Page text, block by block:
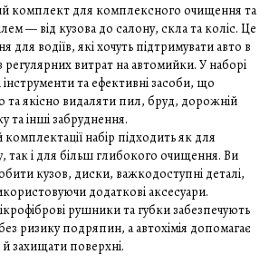
комплект для комплексного очищення та
— від кузова до салону, скла та коліс. Це
для водіїв, які хочуть підтримувати авто в
регулярних витрат на автомийки. У наборі
інструменти та ефективні засоби, що
якісно видаляти пил, бруд, дорожній
та інші забруднення.
набір підходить як для
так і для більш глибокого очищення. Ви
кузов, диски, важкодоступні деталі,
додаткові аксесуари.
рушники та губки забезпечують
ризику подряпин, а автохімія допомагає
захищати поверхні.